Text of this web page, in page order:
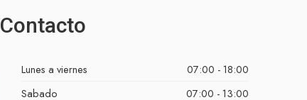
Contacto
Lunes a viernes
07:00 - 18:00
Sabado
07:00 - 13:00